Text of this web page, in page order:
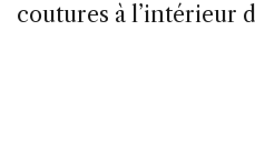
coutures à l’intérieur